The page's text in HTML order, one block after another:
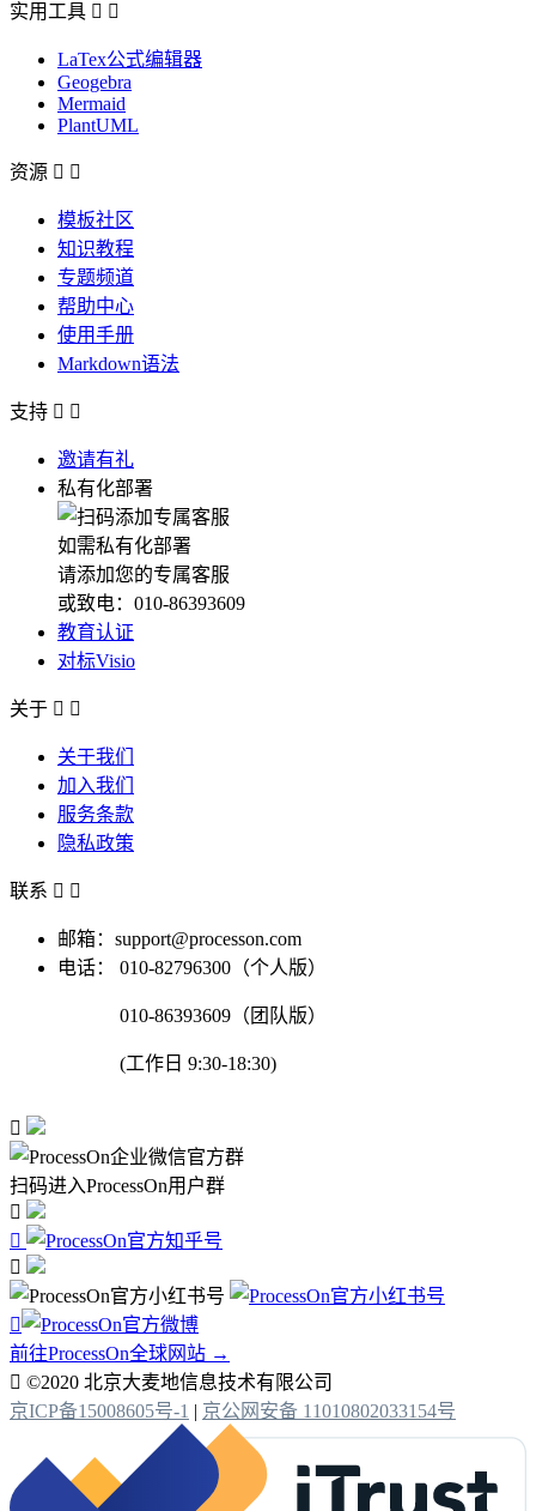
实用工具  
LaTex公式编辑器
Geogebra
Mermaid
PlantUML
资源  
模板社区
知识教程
专题频道
帮助中心
使用手册
Markdown语法
支持  
邀请有礼
私有化部署
如需私有化部署
请添加您的专属客服
或致电：010-86393609
教育认证
对标Visio
关于  
关于我们
加入我们
服务条款
隐私政策
联系  
邮箱：support@processon.com
电话：
010-82796300（个人版）
010-86393609（团队版）
(工作日 9:30-18:30)

扫码进入ProcessOn用户群




前往ProcessOn全球网站 →
 ©2020 北京大麦地信息技术有限公司
京ICP备15008605号-1 | 京公网安备 11010802033154号